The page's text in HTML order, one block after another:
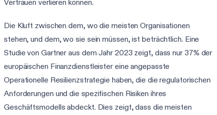
Vertrauen verlieren können.
Die Kluft zwischen dem, wo die meisten Organisationen
stehen, und dem, wo sie sein müssen, ist beträchtlich. Eine
Studie von Gartner aus dem Jahr 2023 zeigt, dass nur 37% der
europäischen Finanzdienstleister eine angepasste
Operationelle Resilienzstrategie haben, die die regulatorischen
Anforderungen und die spezifischen Risiken ihres
Geschäftsmodells abdeckt. Dies zeigt, dass die meisten